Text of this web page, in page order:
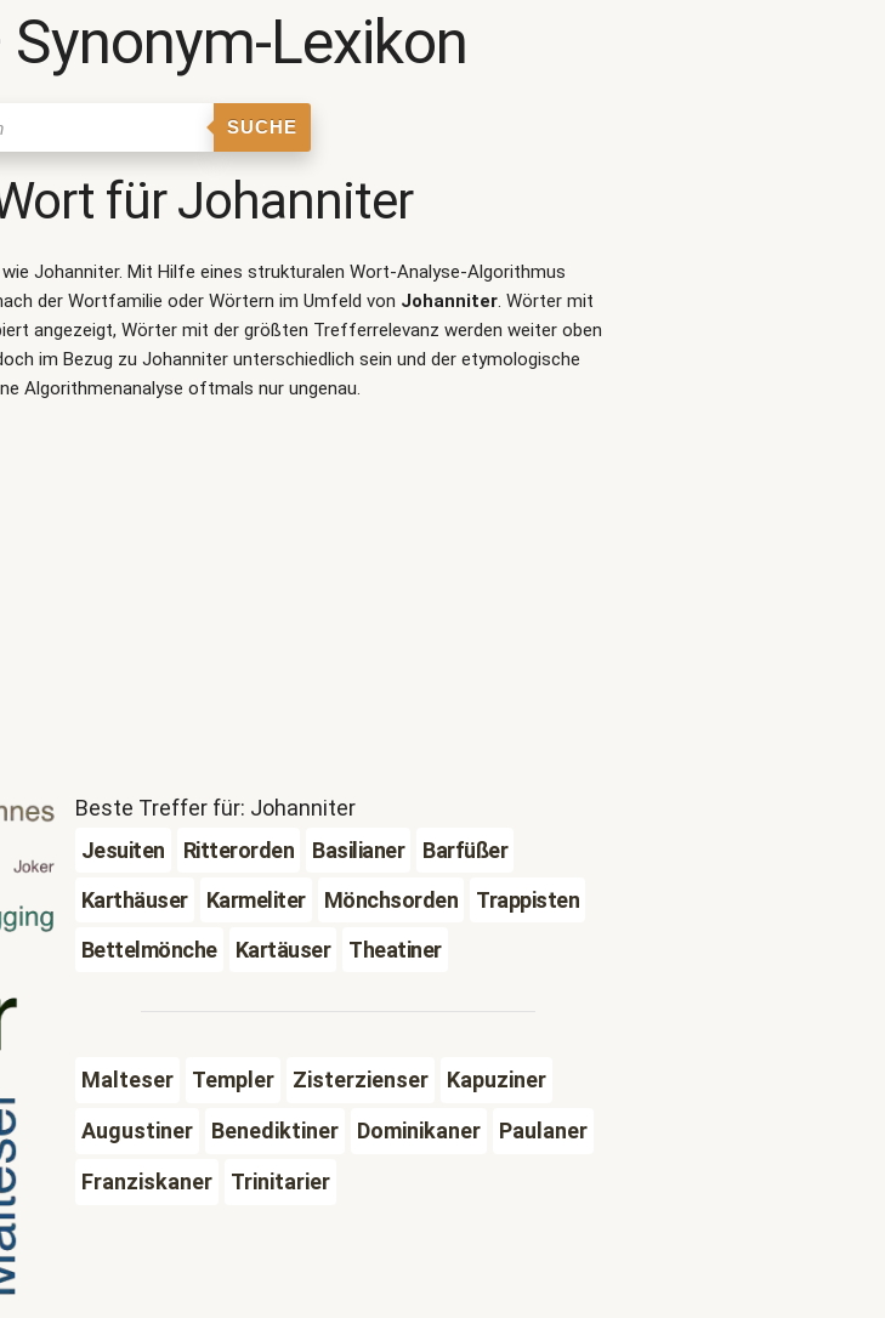
Lexikon
SUCHE
fürJohanniter
wieJohanniter. Mit Hilfe eines strukturalen Wort-Analyse-Algorithmus
der Wortfamilie oder Wörtern im Umfeld von Johanniter. Wörter mit
angezeigt, Wörter mit der größten Trefferrelevanz werden weiter oben
im Bezug zu Johanniter unterschiedlich sein und der etymologische
Algorithmenanalyse oftmals nur ungenau.
Beste Treffer für: Johanniter
Jesuiten
Ritterorden Basilianer
Barfüßer
Karthäuser
Karmeliter Mönchsorden
Trappisten
Bettelmönche
Kartäuser Theatiner
Malteser Templer Zisterzienser
Kapuziner
Augustiner
Benediktiner Dominikaner
Paulaner
Franziskaner
Trinitarier